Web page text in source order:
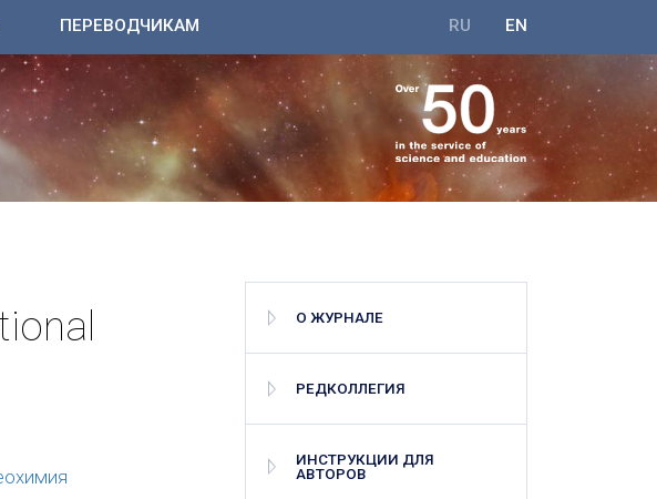
ПЕРЕВОДЧИКАМ EN
RU
О ЖУРНАЛЕ
РЕДКОЛЛЕГИЯ
ИНСТРУКЦИИ ДЛЯ
АВТОРОВ